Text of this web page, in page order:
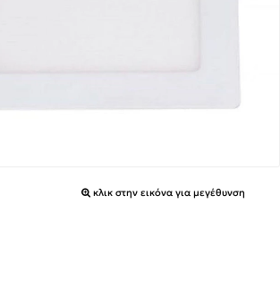
κλικ στην εικόνα για μεγέθυνση